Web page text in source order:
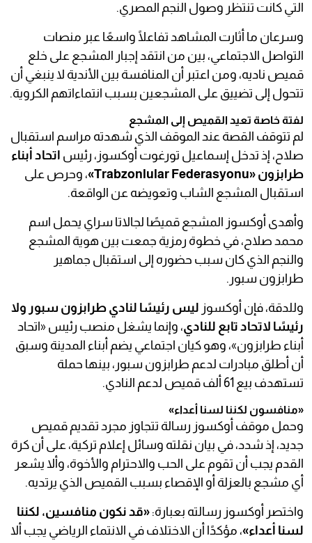
التي كانت تنتظر وصول النجم المصري.
وسرعان ما أثارت المشاهد تفاعلًا واسعًا عبر منصات
التواصل الاجتماعي، بين من انتقد إجبار المشجع على خلع
قميص ناديه، ومن اعتبر أن المنافسة بين الأندية لا ينبغي أن
تتحول إلى تضييق على المشجعين بسبب انتماءاتهم الكروية.
لفتة خاصة تعيد القميص إلى المشجع
لم تتوقف القصة عند الموقف الذي شهدته مراسم استقبال
صلاح، إذ تدخل إسماعيل تورغوت أوكسوز، رئيس اتحاد أبناء
طرابزون «Trabzonlular Federasyonu»
، وحرص على
استقبال المشجع الشاب وتعويضه عن الواقعة.
وأهدى أوكسوز المشجع قميصًا لجالاتا سراي يحمل اسم
محمد صلاح، في خطوة رمزية جمعت بين هوية المشجع
والنجم الذي كان سبب حضوره إلى استقبال جماهير
طرابزون سبور.
وللدقة، فإن أوكسوز ليس رئيسًا لنادي طرابزون سبور ولا
رئيسًا لاتحاد تابع للنادي، وإنما يشغل منصب رئيس «اتحاد
أبناء طرابزون»، وهو كيان اجتماعي يضم أبناء المدينة وسبق
أن أطلق مبادرات لدعم طرابزون سبور، بينها حملة
تستهدف بيع 61 ألف قميص لدعم النادي.
«منافسون لكننا لسنا أعداء»
وحمل موقف أوكسوز رسالة تتجاوز مجرد تقديم قميص
جديد، إذ شدد، في بيان نقلته وسائل إعلام تركية، على أن كرة
القدم يجب أن تقوم على الحب والاحترام والأخوة، وألا يشعر
أي مشجع بالعزلة أو الإقصاء بسبب القميص الذي يرتديه.
واختصر أوكسوز رسالته بعبارة: «قد نكون منافسين، لكننا
لسنا أعداء»، مؤكدًا أن الاختلاف في الانتماء الرياضي يجب ألا